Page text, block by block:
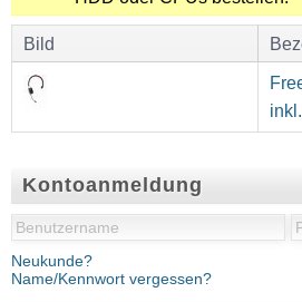
Kontoanmeldung
Neukunde?
Name/Kennwort vergessen?
Bild